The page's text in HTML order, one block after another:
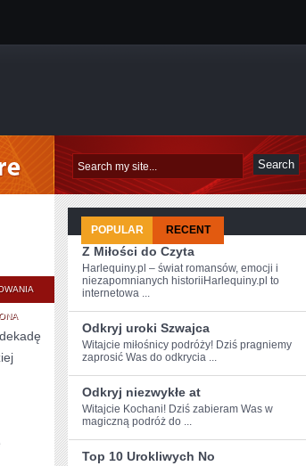
FIRMA
BUDOWLANA
W
WIEKU
CZYM
POPULAR RECENT
Z Miłości do Czyta
Harlequiny.pl – świat romansów, emocji i
niezapomnianych historiiHarlequiny.pl to
internetowa ...
Odkryj uroki Szwajca
Witajcie miłośnicy podróży! Dziś pragniemy
zaprosić Was do odkrycia ...
Odkryj niezwykłe at
Witajcie Kochani! Dziś zabieram Was​ w
magiczną podróż do ...
Top 10 Urokliwych No